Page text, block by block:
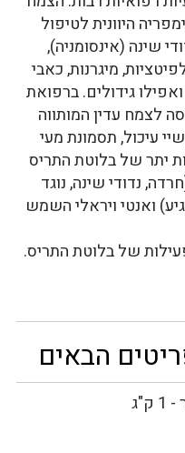
היוונית לטיפול
שינה (אינסומניה),
מיגרנות, כאבי
גידולים. ברפואת
לצמח עדין המותווה
עיכול, תסמונת מעי
יתר של בלוטת התריס
נדודי שינה, נוגד
ואנטי ויראלי השמש
של בלוטת התריס.
הבאים